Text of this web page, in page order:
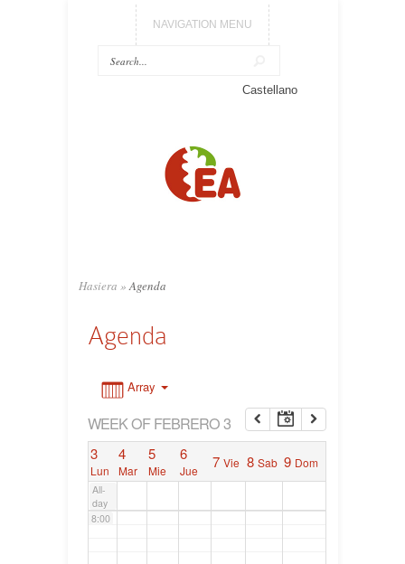
NAVIGATION MENU
Castellano
Hasiera » Agenda
Agenda
Array
WEEK OF FEBRERO 3
3
Lun
4
Mar
5
Mie
6
Jue 7 Vie 8 Sab 9 Dom
All-
day
7:00
8:00